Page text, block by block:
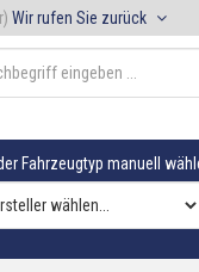
Wir rufen Sie zurück
Fahrzeugtyp manuell